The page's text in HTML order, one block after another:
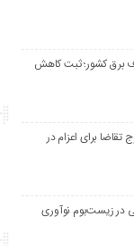
برق کشور؛ ثبت کاهش
اوج تقاضا برای اعزام در
در زیست‌بوم نوآوری